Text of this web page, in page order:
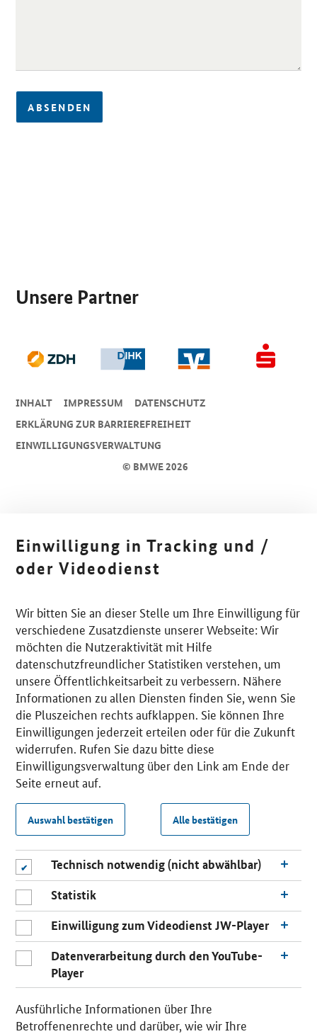
ABSENDEN
Unsere Partner
© BMWE 2026
INHALT IMPRESSUM
DA­TEN­SCHUTZ
ERKLÄRUNG ZUR BARRIEREFREIHEIT
EINWILLIGUNGSVERWALTUNG
Einwilligung in Tracking und /
oder Videodienst
Wir bitten Sie an dieser Stelle um Ihre Einwilligung für
verschiedene Zusatzdienste unserer Webseite: Wir
möchten die Nutzeraktivität mit Hilfe
datenschutzfreundlicher Statistiken verstehen, um
unsere Öffentlichkeitsarbeit zu verbessern. Nähere
Informationen zu allen Diensten finden Sie, wenn Sie
die Pluszeichen rechts aufklappen. Sie können Ihre
Einwilligungen jederzeit erteilen oder für die Zukunft
widerrufen. Rufen Sie dazu bitte diese
Einwilligungsverwaltung über den Link am Ende der
Seite erneut auf.
Auswahl bestätigen Alle bestätigen
Technisch notwendig (nicht abwählbar)
Statistik
Einwilligung zum Videodienst JW-Player
Datenverarbeitung durch den YouTube-
Player
Ausführliche Informationen über Ihre
Betroffenenrechte und darüber, wie wir Ihre